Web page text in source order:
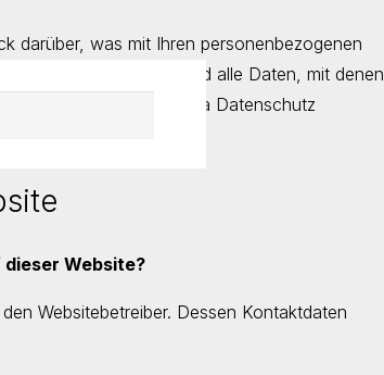
darüber, was mit Ihren personenbezogenen
Daten sind alle Daten, mit denen
zum Thema Datenschutz
Website?
Websitebetreiber. Dessen Kontaktdaten